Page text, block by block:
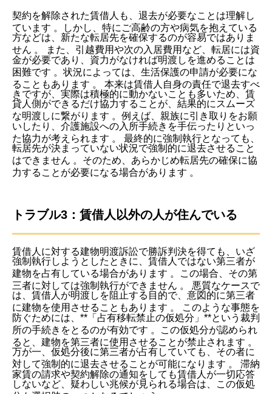
契約を解除された賃借人も、退去が必要なことは理解し
ています 。しかし、特にご高齢の方や病気を抱えている
方などは、新たな転居先を確保するのが容易ではありま
せん 。
また、引越費用や次の入居費用など、転居には資
金が必要であり、資力がなければ明渡しを進めることは
困難です 。状況によっては、生活保護の申請が必要にな
ることもあります 。 本来は賃借人自身の責任で退去すべ
きですが、実際は積極的に動かないことも多いため、賃
貸人側ができるだけ協力することが、結果的にスムーズ
な明渡しに繋がります 。例えば、親族に引き取りをお願
いしたり、介護施設への入所手続きを手伝ったりといっ
た協力が考えられます 。 最終的に強制執行となっても、
転居先が決まっていない状況で強制的に退去させること
はできません 。そのため、あらかじめ転居先の確保に協
力することが必要になる場合があります 。
トラブル3：賃借人以外の人が住んでいる
賃借人に対する建物明渡訴訟で勝訴判決を得ても、いざ
強制執行しようとしたときに、賃借人ではない第三者が
建物を占有している場合があります 。この場合、その第
三者に対しては強制執行ができません 。 悪質なケースで
は、賃借人が明渡しを阻止する目的で、意図的に第三者
に建物を使用させることもあります 。
このような事態を
防ぐためには、**「占有移転禁止の仮処分」**という裁判
所の手続きをとるのが有効です 。この仮処分が認められ
ると、建物を第三者に使用させることが禁止されます 。
万が一、仮処分後に第三者が占有していても、その者に
対して強制的に退去させることが可能になります 。 滞納
家賃の請求や契約解除の通知をしても賃借人が一切応答
しないなど、疑わしい兆候が見られる場合は、この仮処